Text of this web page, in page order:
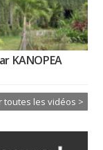
KANOPEA
toutes les vidéos >